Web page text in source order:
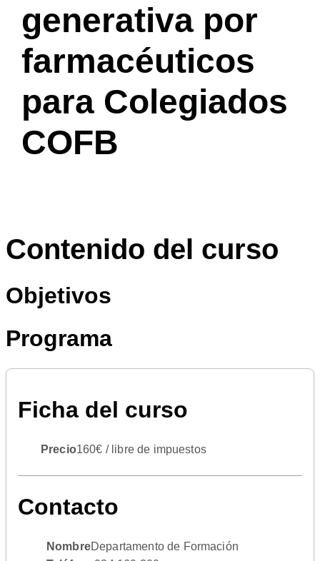
generativa por
farmacéuticos
para Colegiados
COFB
Contenido del curso
Objetivos
Programa
Ficha del curso
Precio160€ / libre de impuestos
Contacto
NombreDepartamento de Formación